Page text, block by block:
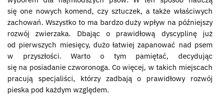
się one nowych komend, czy sztuczek, a także właściwych
zachowań. Wszystko to ma bardzo duży wpływ na późniejszy
rozwój zwierzaka. Dbając o prawidłową dyscyplinę już
od pierwszych miesięcy, dużo łatwiej zapanować nad psem
w przyszłości. Warto o tym pamiętać, decydując
się na posiadanie czworonoga. Co więcej, w takich miejscach
pracują specjaliści, którzy zadbają o prawidłowy rozwój
pieska pod każdym względem.